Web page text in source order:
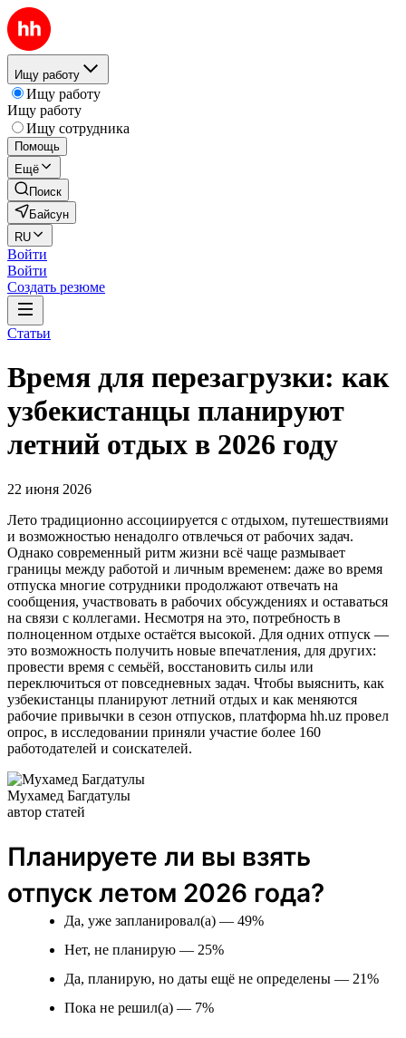
Ищу работу
Ищу работу
Ищу работу
Ищу сотрудника
Помощь
Ещё
Поиск
Байсун
RU
Войти
Войти
Создать резюме
Статьи
Время для перезагрузки: как
узбекистанцы планируют
летний отдых в 2026 году
22 июня 2026
Лето традиционно ассоциируется с отдыхом, путешествиями
и возможностью ненадолго отвлечься от рабочих задач.
Однако современный ритм жизни всё чаще размывает
границы между работой и личным временем: даже во время
отпуска многие сотрудники продолжают отвечать на
сообщения, участвовать в рабочих обсуждениях и оставаться
на связи с коллегами. Несмотря на это, потребность в
полноценном отдыхе остаётся высокой. Для одних отпуск —
это возможность получить новые впечатления, для других:
провести время с семьёй, восстановить силы или
переключиться от повседневных задач. Чтобы выяснить, как
узбекистанцы планируют летний отдых и как меняются
рабочие привычки в сезон отпусков, платформа hh.uz провел
опрос, в исследовании приняли участие более 160
работодателей и соискателей.
Мухамед Багдатулы
автор статей
Планируете ли вы взять
отпуск летом 2026 года?
Да, уже запланировал(а) — 49%
Нет, не планирую — 25%
Да, планирую, но даты ещё не определены — 21%
Пока не решил(а) — 7%